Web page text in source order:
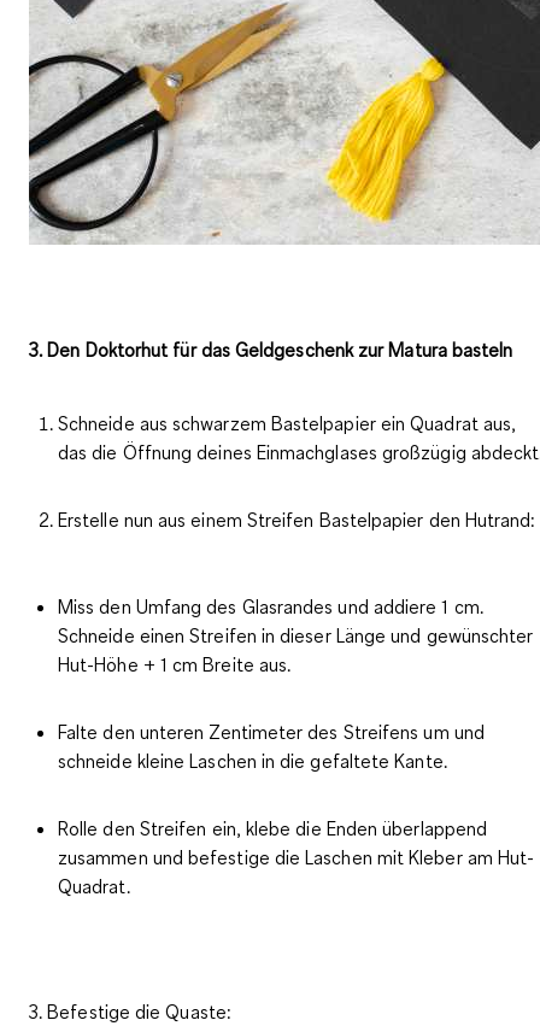
3. Den Doktorhut für das Geldgeschenk zur Matura basteln
Schneide aus schwarzem Bastelpapier ein Quadrat aus,
das die Öffnung deines Einmachglases großzügig
Erstelle nun aus einem Streifen Bastelpapier den Hutrand:
Miss den Umfang des Glasrandes und addiere 1 cm.
Schneide einen Streifen in dieser Länge und gewünschter
Hut-Höhe + 1 cm Breite aus.
Falte den unteren Zentimeter des Streifens um und
schneide kleine Laschen in die gefaltete Kante.
Rolle den Streifen ein, klebe die Enden überlappend
zusammen und befestige die Laschen mit Kleber am Hut-
Quadrat.
3. Befestige die Quaste: